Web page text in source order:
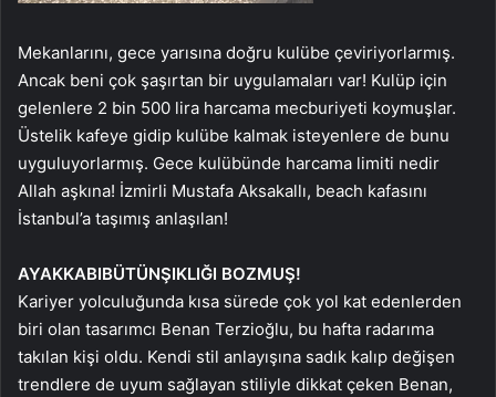
Mekanlarını, gece yarısına doğru kulübe çeviriyorlarmış.
Ancak beni çok şaşırtan bir uygulamaları var! Kulüp için
gelenlere 2 bin 500 lira harcama mecburiyeti koymuşlar.
Üstelik kafeye gidip kulübe kalmak isteyenlere de bunu
uyguluyorlarmış. Gece kulübünde harcama limiti nedir
Allah aşkına! İzmirli Mustafa Aksakallı, beach kafasını
İstanbul’a taşımış anlaşılan!
AYAKKABIBÜTÜNŞIKLIĞI BOZMUŞ!
Kariyer yolculuğunda kısa sürede çok yol kat edenlerden
biri olan tasarımcı Benan Terzioğlu, bu hafta radarıma
takılan kişi oldu. Kendi stil anlayışına sadık kalıp değişen
trendlere de uyum sağlayan stiliyle dikkat çeken Benan,